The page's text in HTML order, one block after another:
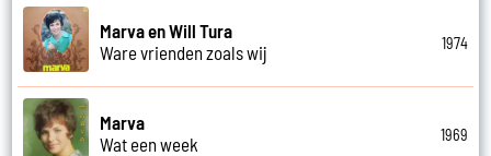
Marva en Will Tura
Ware vrienden zoals wij
1974
Marva
Wat een week
1969